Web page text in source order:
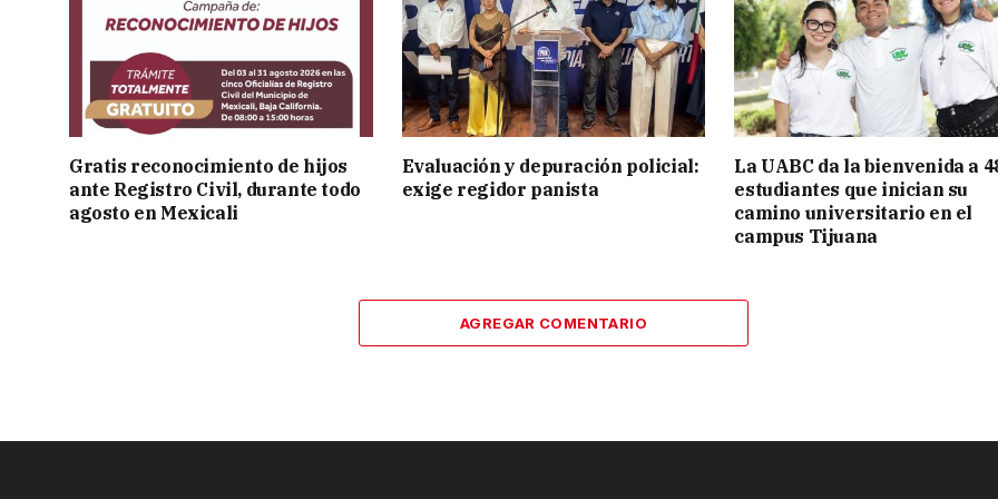
Gratis reconocimiento de hijos
ante Registro Civil, durante todo
agosto en Mexicali
Evaluación y depuración policial:
exige regidor panista
La UABC da la bienvenida a
estudiantes que inician su
camino universitario en el
campus Tijuana
AGREGAR COMENTARIO